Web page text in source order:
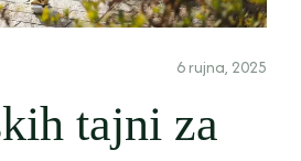
6 rujna, 2025
tajni za